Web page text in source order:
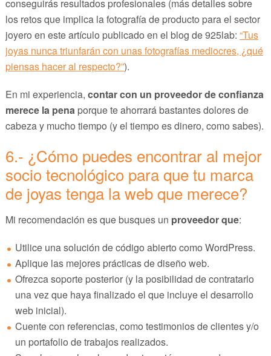
conseguirás resultados profesionales (más detalles sobre
los retos que implica la fotografía de producto para el sector
joyero en este artículo publicado en el blog de 925lab: “Tus
joyas nunca triunfarán con unas fotografías mediocres, ¿qué
piensas hacer al respecto?”).
En mi experiencia, contar con un proveedor de confianza
merece la penaporque te ahorrará bastantes dolores de
cabeza y mucho tiempo (y el tiempo es dinero, como sabes).
6.- ¿Cómo puedes encontrar al mejor
socio tecnológico para que tu marca
de joyas tenga la web que merece?
Mi recomendación es que busques un proveedor que:
Utilice una solución de código abierto como WordPress.
Aplique las mejores prácticas de diseño web.
Ofrezca soporte posterior (y la posibilidad de contratarlo
una vez que haya finalizado el que incluye el desarrollo
web inicial).
Cuente con referencias, como testimonios de clientes y/o
un portafolio de trabajos realizados.